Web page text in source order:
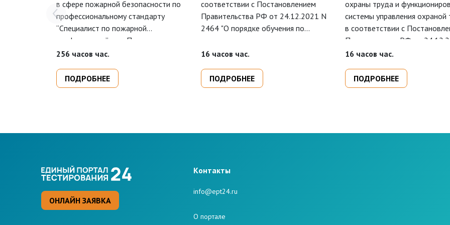
в сфере пожарной безопасности по
профессиональному стандарту
“Специалист по пожарной
профилактике”, утв. Приказом
Минтруда от 11 октября 2021 года
256 часов час.
ПОДРОБНЕЕ
соответствии с Постановлением
Правительства РФ от 24.12.2021 N
2464 "О порядке обучения по
требований охраны труда" и
квалификации персонала
предприятия по оказанию первой
16 часов час.
ПОДРОБНЕЕ
охраны труда и
системы управления охраной
в соответствии с
Правительства РФ от
2464 "О порядке обучения по
требований охраны труда" с
подготовкой к сдаче экзамена
16 часов час.
ПОДРОБНЕЕ
ОНЛАЙН ЗАЯВКА
Kонтакты
info@ept24.ru
О портале